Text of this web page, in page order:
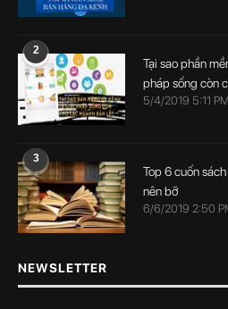
2
Tại sao phần
pháp sống còn
5/4/2019 5:11 PM
3
Top 6 cuốn
nên bỡ
6/6/2019 2:50
NEWSLETTER